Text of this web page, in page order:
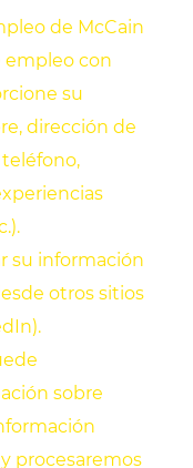
de McCain
empleo con
su
dirección de
su información
otros sitios
sobre
procesaremos